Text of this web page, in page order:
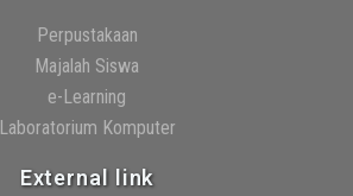
Perpustakaan
Majalah Siswa
e-Learning
Laboratorium Komputer
External link